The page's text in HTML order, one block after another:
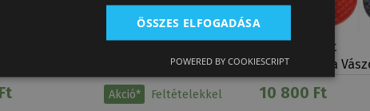
Bársonyos Tattini
Akció* Feltételekkel
Nyeregalátét
Nyeregforma
Daslö
10 800 Ft
ÖSSZES ELFOGADÁSA
POWERED BY COOKIESCRIPT